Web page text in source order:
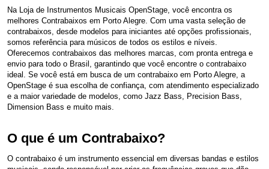
Na Loja de Instrumentos Musicais OpenStage, você encontra os
melhores Contrabaixos em Porto Alegre. Com uma vasta seleção de
contrabaixos, desde modelos para iniciantes até opções profissionais,
somos referência para músicos de todos os estilos e níveis.
Oferecemos contrabaixos das melhores marcas, com pronta entrega e
envio para todo o Brasil, garantindo que você encontre o contrabaixo
ideal. Se você está em busca de um contrabaixo em Porto Alegre, a
OpenStage é sua escolha de confiança, com atendimento especializado
e a maior variedade de modelos, como Jazz Bass, Precision Bass,
Dimension Bass e muito mais.
O que é um Contrabaixo?
O contrabaixo é um instrumento essencial em diversas bandas e estilos